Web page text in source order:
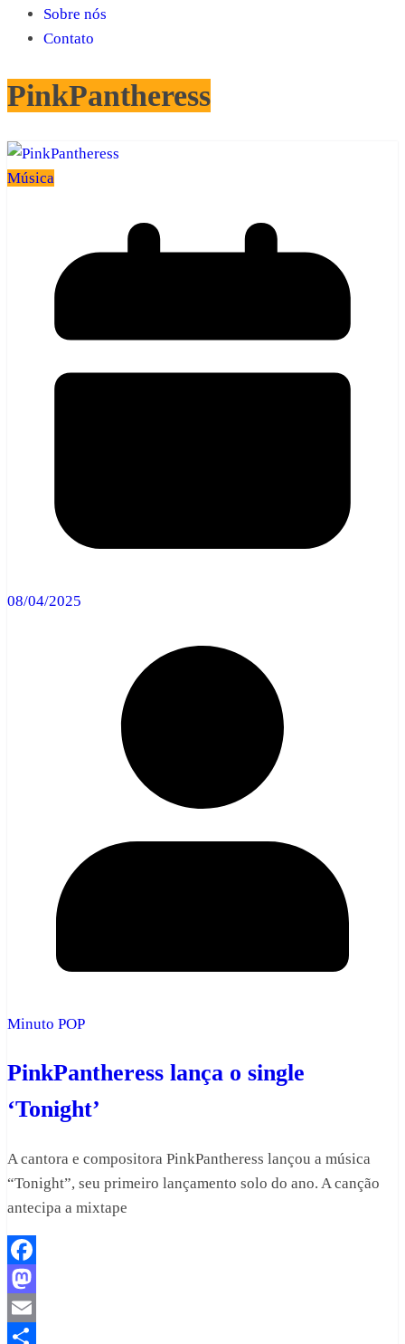
Sobre nós
Contato
PinkPantheress
Música
08/04/2025
Minuto POP
PinkPantheress lança o single
‘Tonight’
A cantora e compositora PinkPantheress lançou a música
“Tonight”, seu primeiro lançamento solo do ano. A canção
antecipa a mixtape
Facebook
Mastodon
Email